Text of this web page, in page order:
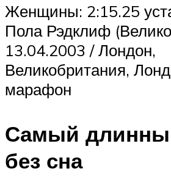
Женщины: 2:15.25
Пола Рэдклиф
13.04.2003 / Лондон,
Великобритания,
марафон
Самый
без сна